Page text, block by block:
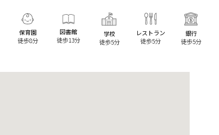
保育園
徒歩8分
図書館
徒歩13分
学校
徒歩5分
レストラン
徒歩5分
銀行
徒歩5分